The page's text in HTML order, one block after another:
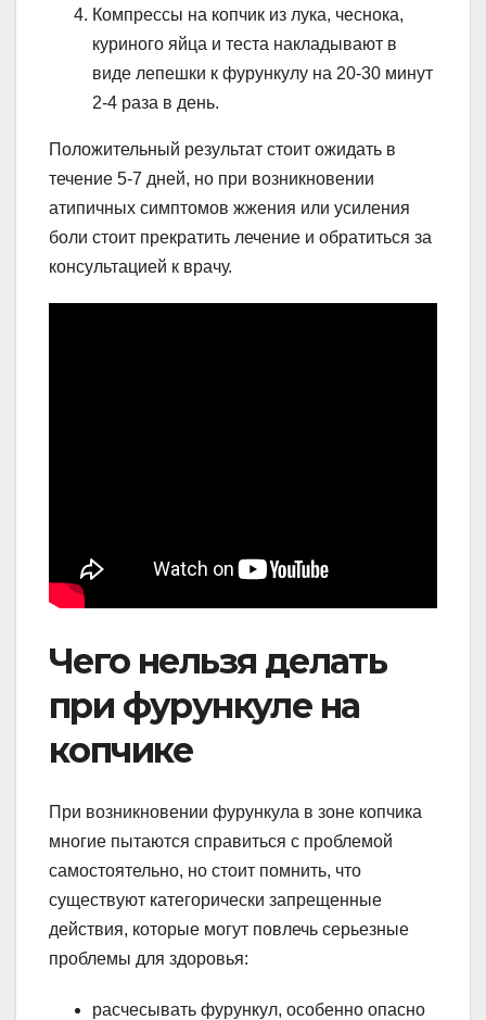
Компрессы на копчик из лука, чеснока,
куриного яйца и теста накладывают в
виде лепешки к фурункулу на 20-30 минут
2-4 раза в день.
Положительный результат стоит ожидать в
течение 5-7 дней, но при возникновении
атипичных симптомов жжения или усиления
боли стоит прекратить лечение и обратиться за
консультацией к врачу.
Чего нельзя делать
при фурункуле на
копчике
При возникновении фурункула в зоне копчика
многие пытаются справиться с проблемой
самостоятельно, но стоит помнить, что
существуют категорически запрещенные
действия, которые могут повлечь серьезные
проблемы для здоровья:
расчесывать фурункул, особенно опасно